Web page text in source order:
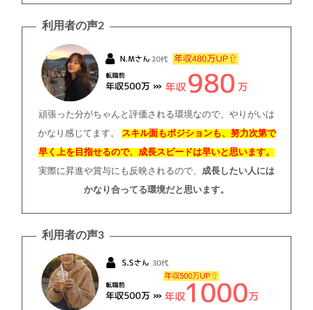
利用者の声2
頑張った分がちゃんと評価される環境なので、やりがいは
かなり感じてます。 スキル面もポジションも、努力次第で
早く上を目指せるので、成長スピードは早いと思います。
実際に昇進や賞与にも反映されるので、 成長したい人には
かなり合ってる環境だと思います。
利用者の声3